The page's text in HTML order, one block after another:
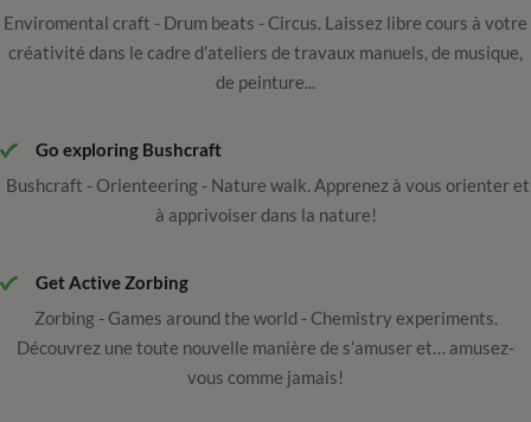
Enviromental craft - Drum beats - Circus. Laissez libre cours à votre
créativité dans le cadre d’ateliers de travaux manuels, de musique,
de peinture...
Go exploring Bushcraft
Bushcraft - Orienteering - Nature walk. Apprenez à vous orienter et
à apprivoiser dans la nature!
Get Active Zorbing
Zorbing - Games around the world - Chemistry experiments.
Découvrez une toute nouvelle manière de s’amuser et… amusez-
vous comme jamais!